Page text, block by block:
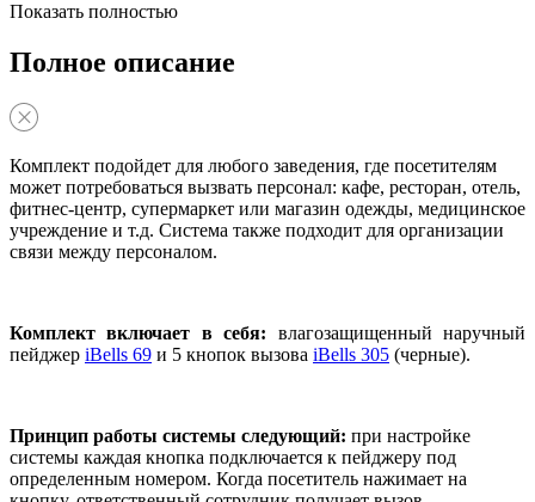
Показать полностью
Полное описание
Комплект подойдет для любого заведения, где посетителям
может потребоваться вызвать персонал: кафе, ресторан, отель,
фитнес-центр, супермаркет или магазин одежды, медицинское
учреждение и т.д. Система также подходит для организации
связи между персоналом.
Комплект включает в себя: влагозащищенный наручный
пейджер iBells 69 и 5 кнопок вызова iBells 305 (черные).
Принцип работы системы следующий: при настройке
системы каждая кнопка подключается к пейджеру под
определенным номером. Когда посетитель нажимает на